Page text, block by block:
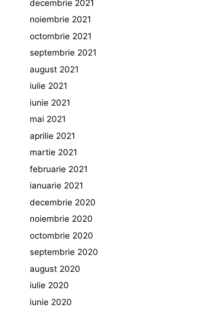
decembrie 2021
noiembrie 2021
octombrie 2021
septembrie 2021
august 2021
iulie 2021
iunie 2021
mai 2021
aprilie 2021
martie 2021
februarie 2021
ianuarie 2021
decembrie 2020
noiembrie 2020
octombrie 2020
septembrie 2020
august 2020
iulie 2020
iunie 2020